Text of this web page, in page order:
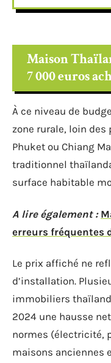
Maison
7 000 euros
À ce niveau de
zone rurale, loin
Phuket ou Chiang
traditionnel
surface habitable
A lire également :
erreurs fréquentes
Le prix affiché ne
d’installation.
immobiliers
2024 une hausse
normes (électricité,
maisons anciennes